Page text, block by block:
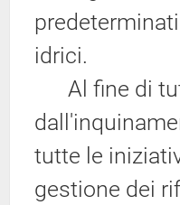
idrici.
Al fine di
tutte le
gestione dei